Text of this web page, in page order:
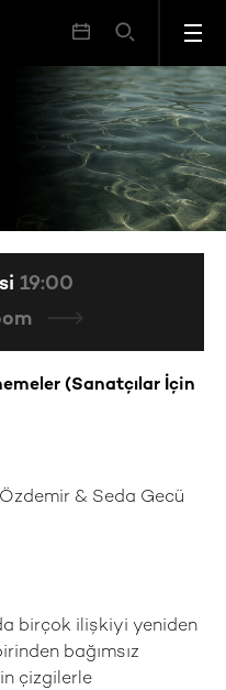
(Sanatçılar İçin
& Seda Gecü
birçok ilişkiyi yeniden
bağımsız
çizgilerle
19:00